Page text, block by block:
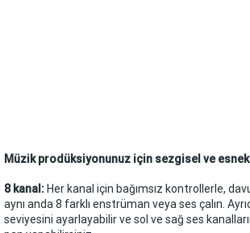
Müzik prodüksiyonunuz için sezgisel ve esnek
8 kanal:Her kanal için bağımsız kontrollerle,
aynı anda 8 farklı enstrüman veya ses çalın.
seviyesini ayarlayabilir ve sol ve sağ ses